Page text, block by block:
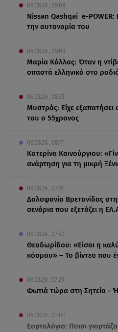
06.08.26 , 09:09
Nissan Qashqai e-POWER:
την αυτονομία του
06.08.26 , 09:03
Μαρία Κάλλας: Όταν η
σπαστά ελληνικά στο
06.08.26 , 08:35
Μυστράς: Είχε
του ο 55χρονος
06.08.26 , 08:17
Κατερίνα Καινούργιου:
ανάρτηση για τη μικρή
06.08.26 , 07:51
Δολοφονία Βρετανίδας
σενάρια που εξετάζει η
06.08.26 , 07:50
Θεοδωρίδου: «Είσαι η
κόσμου» – Το βίντεο που
06.08.26 , 07:29
Φωτιά τώρα στη Σητεία -
06.08.26 , 03:00
Εορτολόγιο: Ποιοι